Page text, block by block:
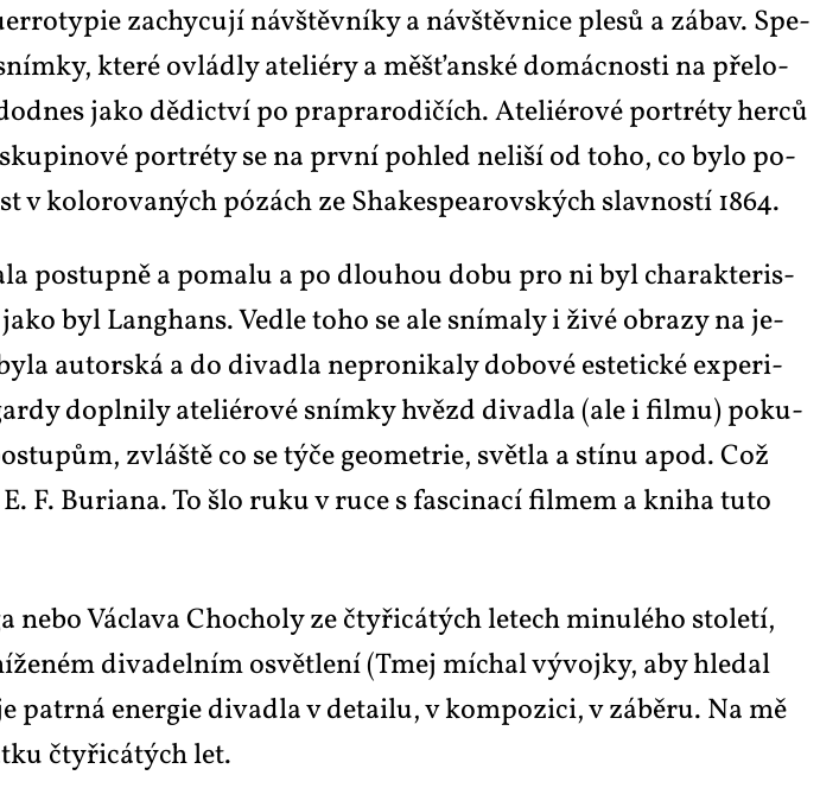
za­chy­cu­jí ná­vštěv­ní­ky a ná­vštěv­ni­ce ple­sů a zá­bav. Spe­
kte­ré ovládly ate­li­é­ry a měš­ťan­ské do­mác­nos­ti na pře­lo­
ja­ko dě­dic­tví po pra­pra­ro­di­čích. Ate­li­é­ro­vé por­tréty her­ců
por­tréty se na prv­ní po­hled ne­li­ší od to­ho, co by­lo po­
ko­lo­ro­va­ných pózách ze Shake­spea­rov­ských slav­nos­tí 1864.
po­stup­ně a po­ma­lu a po dlou­hou do­bu pro ni byl cha­rak­te­ris­
byl Lan­ghans. Ve­d­le to­ho se ale sní­ma­ly i ži­vé ob­ra­zy na je­
au­tor­ská a do di­va­dla ne­pro­ni­ka­ly do­bo­vé es­te­tic­ké ex­pe­ri­
do­pl­ni­ly ate­li­é­ro­vé sním­ky hvězd di­va­dla (ale i fil­mu) po­ku­
zvláš­tě co se tý­če ge­o­me­t­rie, svět­la a stí­nu apod. Což
F. Bu­ri­a­na. To šlo ru­ku v ru­ce s fas­ci­na­cí fil­mem a kni­ha tu­to
Vác­la­va Cho­cho­ly ze čty­ři­cá­tých le­tech mi­nu­lé­ho sto­le­tí,
di­va­del­ním osvět­le­ní (Tmej mí­chal vý­voj­ky, aby hle­dal
ener­gie di­va­dla v de­tai­lu, v kom­po­zi­ci, v zá­bě­ru. Na mě
čty­ři­cá­tých let.